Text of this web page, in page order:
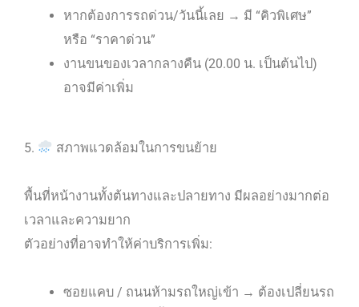
หากต้องการรถด่วน/วันนี้เลย → มี “คิวพิเศษ”
หรือ “ราคาด่วน”
งานขนของเวลากลางคืน (20.00 น. เป็นต้นไป)
อาจมีค่าเพิ่ม
5. สภาพแวดล้อมในการขนย้าย
พื้นที่หน้างานทั้งต้นทางและปลายทาง มีผลอย่างมากต่อ
เวลาและความยาก
ตัวอย่างที่อาจทำให้ค่าบริการเพิ่ม:
ซอยแคบ / ถนนห้ามรถใหญ่เข้า → ต้องเปลี่ยนรถ